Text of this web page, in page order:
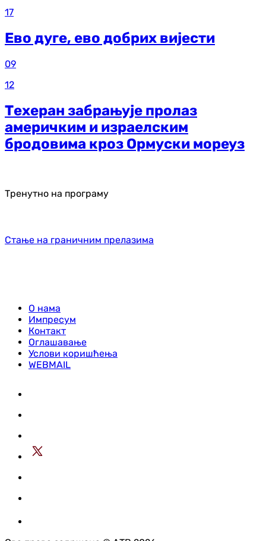
17
Ево дуге, ево добрих вијести
09
12
Техеран забрањује пролаз
америчким и израелским
бродовима кроз Ормуски мореуз
Тренутно на програму
Стање на граничним прелазима
О нама
Импресум
Контакт
Оглашавање
Услови коришћења
WEBMAIL